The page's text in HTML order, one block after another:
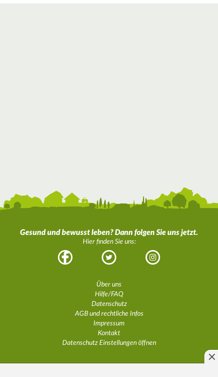
Gesund und bewusst leben? Dann folgen Sie uns jetzt.
Hier finden Sie uns:
Facebook Twitter Instagram
Über uns
Hilfe/FAQ
Datenschutz
AGB und rechtliche Infos
Impressum
Kontakt
Datenschutz Einstellungen öffnen